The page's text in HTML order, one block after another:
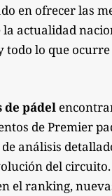
en ofrecer las
actualidad
todo lo que
de pádel
de Premier
de análisis
del
el ranking,